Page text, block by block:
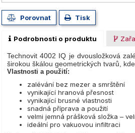
Porovnat Tisk
Podrobnosti o produktu
Technovit 4002 IQ je dvousložková
širokou škálou geometrických tvarů,
Vlastnosti a použití:
zalévání bez mezer a smrštění
vynikající hranová přesnost
vynikající brusné vlastnosti
snadná příprava a použití
velmi jemná prášková složka –
ideální pro vakuovou infiltraci